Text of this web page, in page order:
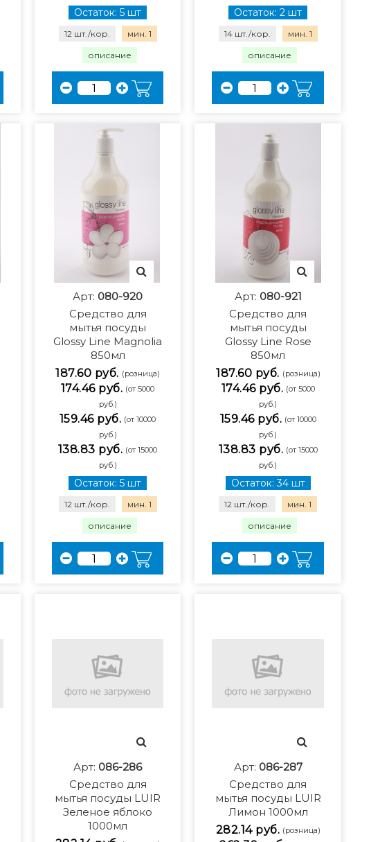
Остаток: 5 шт
12 шт./кор. мин. 1
описание
Остаток: 2 шт
14 шт./кор. мин. 1
описание
Арт: 080-920
Средство для
мытья посуды
Glossy Line Magnolia
850мл
187.60 руб. (розница)
174.46 руб. (от 5000
руб.)
159.46 руб. (от 10000
руб.)
138.83 руб. (от 15000
руб.)
Остаток: 5 шт
12 шт./кор. мин. 1
описание
Арт: 080-921
Средство для
мытья посуды
Glossy Line Rose
850мл
187.60 руб. (розница)
174.46 руб. (от 5000
руб.)
159.46 руб. (от 10000
руб.)
138.83 руб. (от 15000
руб.)
Остаток: 34 шт
12 шт./кор. мин. 1
описание
Арт: 086-286
Средство для
мытья посуды LUIR
Зеленое яблоко
1000мл
Арт: 086-287
Средство для
мытья посуды LUIR
Лимон 1000мл
282.14 руб. (розница)